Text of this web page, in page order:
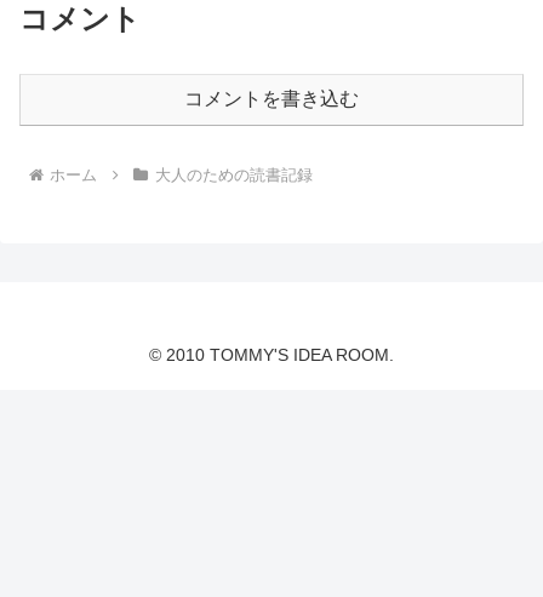
コメント
コメントを書き込む
ホーム 大人のための読書記録
© 2010 TOMMY'S IDEA ROOM.